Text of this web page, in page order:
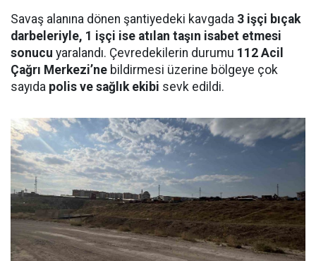
Savaş alanına dönen şantiyedeki kavgada 3 işçi bıçak
darbeleriyle, 1 işçi ise atılan taşın isabet etmesi
sonucu yaralandı. Çevredekilerin durumu 112 Acil
Çağrı Merkezi’ne bildirmesi üzerine bölgeye çok
sayıda polis ve sağlık ekibi sevk edildi.